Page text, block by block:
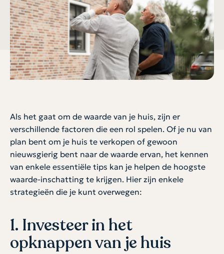
Als het gaat om de waarde van je huis, zijn er
verschillende factoren die een rol spelen. Of je nu van
plan bent om je huis te verkopen of gewoon
nieuwsgierig bent naar de waarde ervan, het kennen
van enkele essentiële tips kan je helpen de hoogste
waarde-inschatting te krijgen. Hier zijn enkele
strategieën die je kunt overwegen:
1. Investeer in het
opknappen van je huis